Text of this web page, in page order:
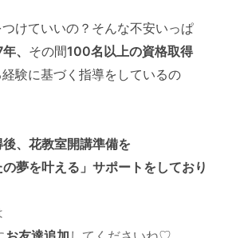
けていいの？そんな不安いっぱ
、 その間100名以上の資格取得
経験に基づく指導をしているの
、花教室開講準備を
夢を叶える」サポートをしており